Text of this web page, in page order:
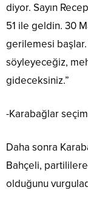
diyor. Sayın
51 ile geldin. 30
gerilemesi başlar.
söyleyeceğiz,
gideceksiniz.”
-Karabağlar seçim
Daha sonra
Bahçeli,
olduğunu